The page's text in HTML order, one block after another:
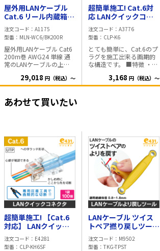
屋外用LANケーブル
Cat.6 リール内蔵箱入
200m巻
注文コード
A1175
型番
MLN-WC6/BK200R
屋外用LANケーブル Cat6
200m巻 AWG24 単線 通
常のLANケーブルの上
ィングされたケーブルで
す。 ※ケーブル引出時
箱を採用! 導体径：
1:2021、IEC 61156-5、
JCS 5507:2023 長さ：
200m 1m毎レングスマー
ク付 カラー：ブラック(外
被) / 内部ジャケットは水
色 梱包状態：200m巻/リ
ール内蔵箱入
29,018 円（税込）～
超簡単施工! Cat.6対
応 LANクイックコネ
クタ 【 CAT.6 】 1袋
100個入
注文コード
A3776
型番
CLP-K6
とても簡単に、Cat.6のプ
ラグを施工出来る画期的
な構造です。 ■特徴 ・プ
後、配線位置を確認でき
る。 (加工ミスを低減)
た作業は必要ありませ
ん。 色を揃えてプラグに
差し込むだけ、簡単施工
です。 コネクタの構造が
従来のプラグとは異なる
為、撚り戻し距離を 短
く、しかも簡単に施工出
来る画期的なプラグで
す。 加工には専用工具(別
売り:TKG-MPK or TKG-
MPK5)が必要となりま
す。 対応ケーブル : 単
線/より線 共用
AWG24-26
3,168 円（税込）～
あわせて買いたい
超簡単施工! 【Cat.6
対応】 LANクイック
コネクタ への字ラッ
チ搭載 1袋100個入
注文コード
E4281
型番
CLP-KH6SF
LANケーブル ツイス
トペア撚り戻しツール
適用絶縁体径0.8mm
～1.8mm
注文コード
M9502
型番
TKG-TPST